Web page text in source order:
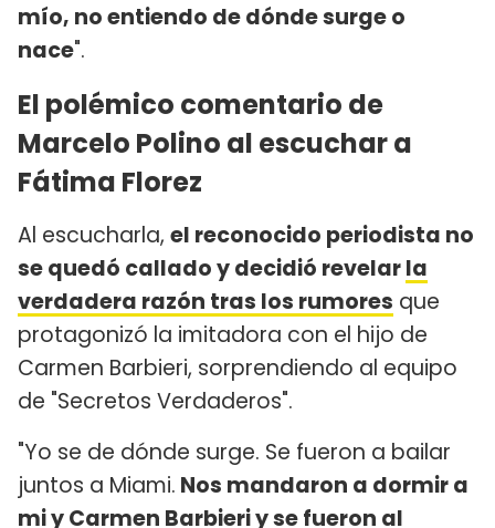
mío, no entiendo de dónde surge o
nace".
El polémico comentario de
Marcelo Polino al escuchar a
Fátima Florez
Al escucharla, el reconocido periodista no
se quedó callado y decidió revelarla
verdadera razón tras los rumores que
protagonizó la imitadora con el hijo de
Carmen Barbieri, sorprendiendo al equipo
de "Secretos Verdaderos".
"Yo se de dónde surge. Se fueron a bailar
juntos a Miami. Nos mandaron a dormir a
mi y Carmen Barbieri y se fueron al